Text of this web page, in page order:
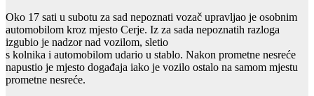
Oko 17 sati u subotu za sad nepoznati vozač upravljao je osobnim
automobilom kroz mjesto Cerje. Iz za sada nepoznatih razloga
izgubio je nadzor nad vozilom, sletio
s kolnika i automobilom udario u stablo. Nakon prometne nesreće
napustio je mjesto događaja iako je vozilo ostalo na samom mjestu
prometne nesreće.